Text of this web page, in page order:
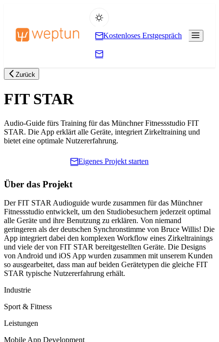
Kostenloses Erstgespräch
Zurück
FIT STAR
Audio-Guide fürs Training für das Münchner Fitnessstudio FIT
STAR. Die App erklärt alle Geräte, integriert Zirkeltraining und
bietet eine optimale Nutzererfahrung.
Eigenes Projekt starten
Über das Projekt
Der FIT STAR Audioguide wurde zusammen für das Münchner
Fitnessstudio entwickelt, um den Studiobesuchern jederzeit optimal
alle Geräte und ihre Benutzung zu erklären. Von niemand
geringeren als der deutschen Synchronstimme von Bruce Willis! Die
App integriert dabei den komplexen Workflow eines Zirkeltrainings
und viele der von FIT STAR bereitgestellten Geräte. Die Designs
von Android und iOS App wurden zusammen mit unserem Kunden
so ausgearbeitet, dass man auf beiden Gerätetypen die gleiche FIT
STAR typische Nutzererfahrung erhält.
Industrie
Sport & Fitness
Leistungen
Mobile App Development